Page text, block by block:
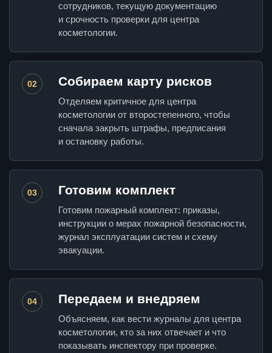
сотрудников, текущую документацию
и срочность проверки для центра
косметологии.
02 Собираем карту рисков
Отделяем критичное для центра
косметологии от второстепенного, чтобы
сначала закрыть штрафы, предписания
и остановку работы.
03 Готовим комплект
Готовим пожарный комплект: приказы,
инструкции о мерах пожарной безопасности,
журнал эксплуатации систем и схему
эвакуации.
04 Передаем и внедряем
Объясняем, как вести журналы для центра
косметологии, кто за них отвечает и что
показывать инспектору при проверке.